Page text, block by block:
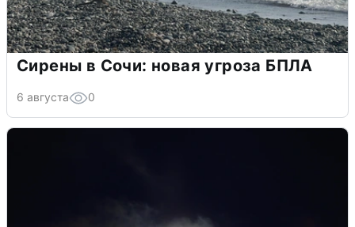
Сирены в Сочи: новая угроза БПЛА
6 августа 0